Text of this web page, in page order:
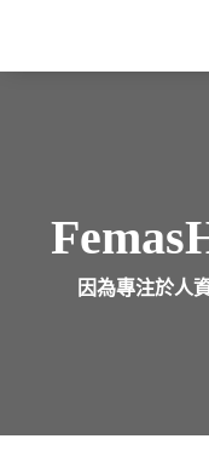
價格因為專注於人